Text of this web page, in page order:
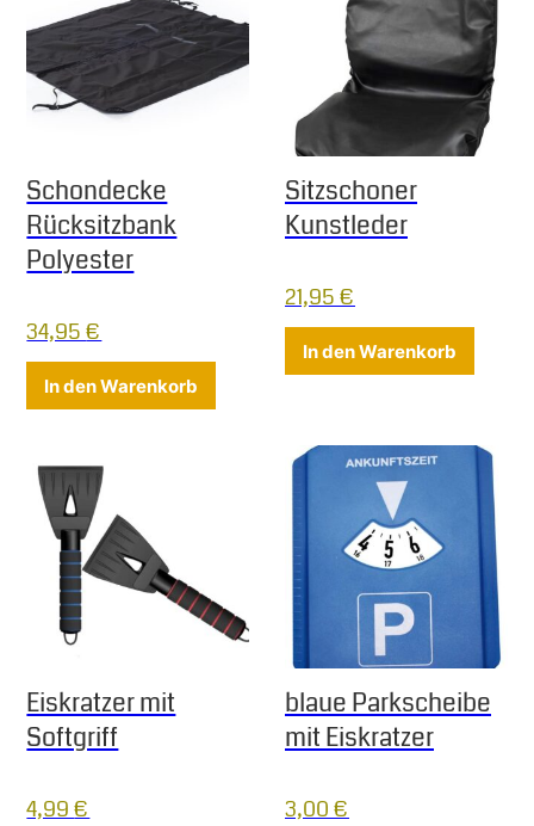
Schondecke
Rücksitzbank
Polyester
34,95€
In den Warenkorb
Sitzschoner
Kunstleder
21,95€
In den Warenkorb
Eiskratzer mit
Softgriff
4,99€
blaue Parkscheibe
mit Eiskratzer
3,00€